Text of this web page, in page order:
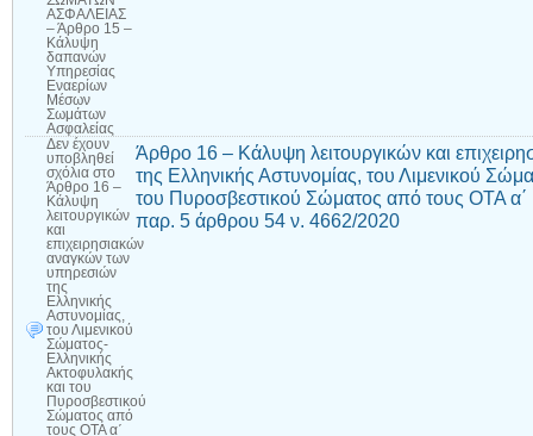
ΑΣΦΑΛΕΙΑΣ
– Άρθρο 15 –
Κάλυψη
δαπανών
Υπηρεσίας
Εναερίων
Μέσων
Σωμάτων
Ασφαλείας
Δεν έχουν
υποβληθεί
σχόλια στο
Άρθρο 16 –
Κάλυψη
λειτουργικών
και
επιχειρησιακών
αναγκών των
υπηρεσιών
της
Ελληνικής
Αστυνομίας,
του Λιμενικού
Σώματος-
Ελληνικής
Ακτοφυλακής
και του
Πυροσβεστικού
Σώματος από
τους ΟΤΑ α΄
Άρθρο 16 – Κάλυψη λειτουργικών και
της Ελληνικής Αστυνομίας, του Λιμενικού
του Πυροσβεστικού Σώματος από τους ΟΤΑ
παρ. 5 άρθρου 54 ν. 4662/2020